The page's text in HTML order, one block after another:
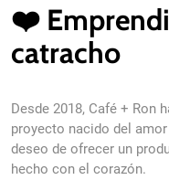
❤️
catracho
Desde 2018, Café + Ron
proyecto nacido del
deseo de ofrecer un
hecho con el corazón.